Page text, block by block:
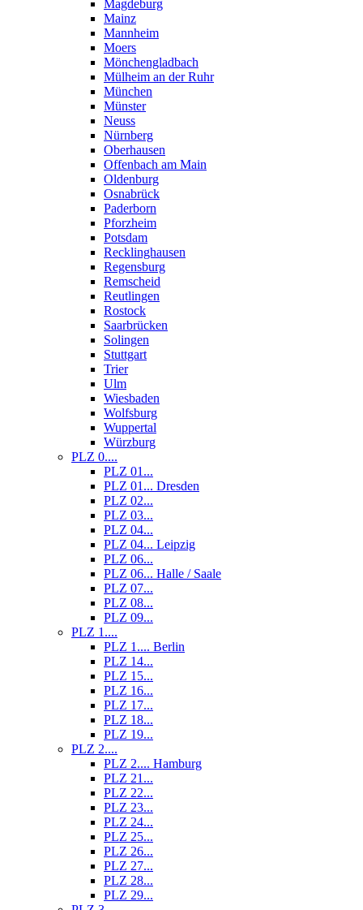
Magdeburg
Mainz
Mannheim
Moers
Mönchengladbach
Mülheim an der Ruhr
München
Münster
Neuss
Nürnberg
Oberhausen
Offenbach am Main
Oldenburg
Osnabrück
Paderborn
Pforzheim
Potsdam
Recklinghausen
Regensburg
Remscheid
Reutlingen
Rostock
Saarbrücken
Solingen
Stuttgart
Trier
Ulm
Wiesbaden
Wolfsburg
Wuppertal
Würzburg
PLZ 0....
PLZ 01...
PLZ 01... Dresden
PLZ 02...
PLZ 03...
PLZ 04...
PLZ 04... Leipzig
PLZ 06...
PLZ 06... Halle / Saale
PLZ 07...
PLZ 08...
PLZ 09...
PLZ 1....
PLZ 1.... Berlin
PLZ 14...
PLZ 15...
PLZ 16...
PLZ 17...
PLZ 18...
PLZ 19...
PLZ 2....
PLZ 2.... Hamburg
PLZ 21...
PLZ 22...
PLZ 23...
PLZ 24...
PLZ 25...
PLZ 26...
PLZ 27...
PLZ 28...
PLZ 29...